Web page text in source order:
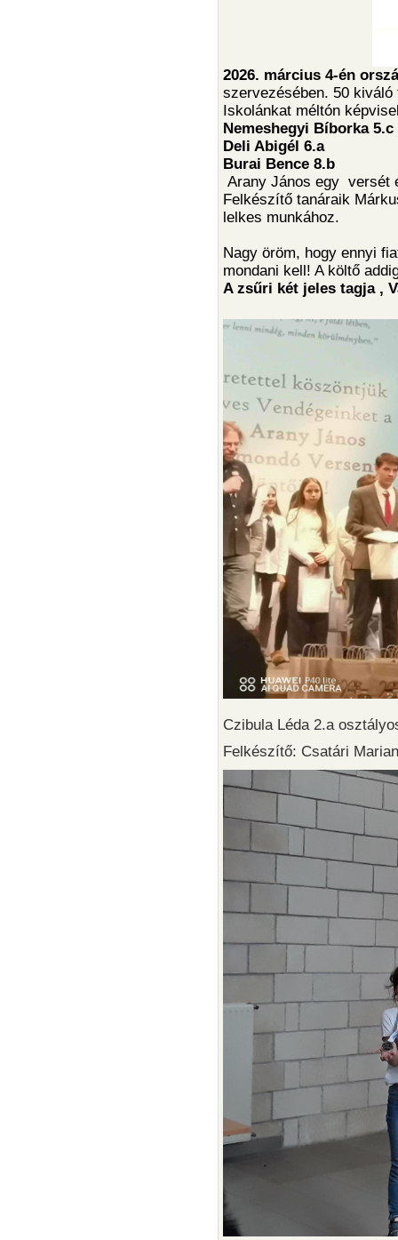
2026. március 4-én
szervezésében. 50
Iskolánkat méltón
Nemeshegyi Bíborka 5.c
Deli Abigél 6.a
Burai Bence 8.b
Arany János egy versét
Felkészítő tanáraik
lelkes munkához.
Nagy öröm, hogy ennyi
mondani kell! A költő
A zsűri két jeles tagja ,
Czibula Léda 2.a
Felkészítő: Csatári